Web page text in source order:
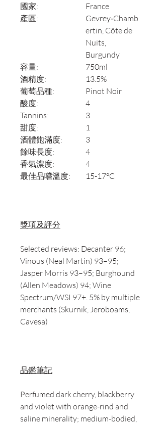
國家:
France
產區:
Gevrey‑Chamb
ertin, Côte de
Nuits,
Burgundy
容量:
750ml
酒精度:
13.5%
葡萄品種:
Pinot Noir
酸度:
4
Tannins:
3
甜度:
1
酒體飽滿度:
3
餘味長度:
4
香氣濃度:
4
最佳品嚐溫度:
15-17°C
獎項及評分
Selected reviews: Decanter 96;
Vinous (Neal Martin) 93–95;
Jasper Morris 93–95; Burghound
(Allen Meadows) 94; Wine
Spectrum/WSI 97+. 5% by multiple
merchants (Skurnik, Jeroboams,
Cavesa)
品鑑筆記
Perfumed dark cherry, blackberry
and violet with orange-rind and
saline minerality; medium-bodied,